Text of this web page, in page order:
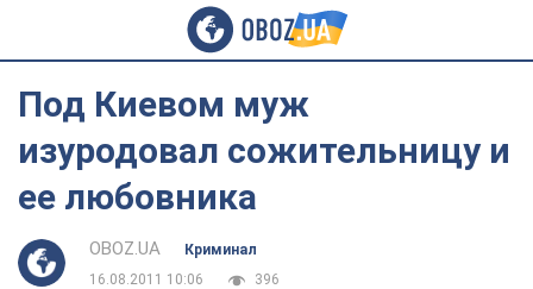
Под Киевом муж
изуродовал сожительницу и
ее любовника
OBOZ.UA
Криминал
16.08.2011 10:06
396